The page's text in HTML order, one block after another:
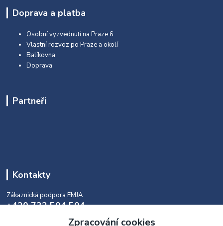
Doprava a platba
Osobní vyzvednutí na Praze 6
Vlastní rozvoz po Praze a okolí
Balíkovna
Doprava
Partneři
Kontakty
Zákaznická podpora EMJA
+420 732 504 504
(během naší aktuální otevírací doby)Zpracování cookies